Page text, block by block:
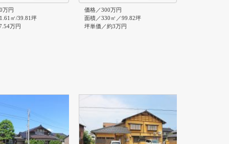
万円
㎡/39.81坪
万円
価格／300万円
面積／330㎡／99.82坪
坪単価／約3万円